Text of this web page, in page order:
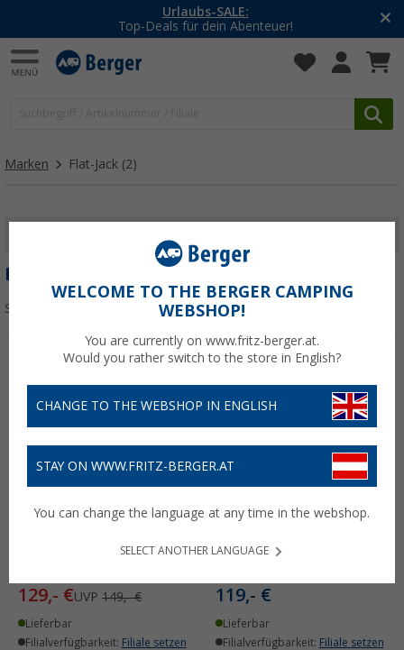
Urlaubs-SALE:
Top-Deals für dein Abenteuer!
Marken Flat-Jack (2)
FLAT-JACK
Sortieren:
Hebekissen für
bis 305 mm Reifenbreite
129,- €UVP 149,- €
Lieferbar
Filialverfügbarkeit: Filiale setzen
Flat-Jack Camper Reifen-
bis 6 Tonnen & bis 255
Hebekissen
119,- €
Lieferbar
Filialverfügbarkeit: Filiale setzen
WELCOME TO THE BERGER CAMPING
WEBSHOP!
You are currently on www.fritz-berger.at.
Would you rather switch to the store in English?
CHANGE TO THE WEBSHOP IN ENGLISH
STAY ON WWW.FRITZ-BERGER.AT
You can change the language at any time in the webshop.
SELECT ANOTHER LANGUAGE